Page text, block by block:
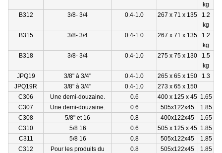
kg
B312
3/8- 3/4 0.4-1.0 267 x 71 x 135
1.2
kg
B315
3/8- 3/4 0.4-1.0 267 x 71 x 135
1.2
kg
B318
3/8- 3/4 0.4-1.0 275 x 75 x 130
1.5
kg
JPQ19
3/8" à 3/4" 0.4-1.0 265 x 65 x 150
1.3
JPQ19R
3/8" à 3/4" 0.4-1.0
273 x 65 x 150
C306
Une demi-douzaine. 0.6 400 x 125 x 45 1.65
C307
Une demi-douzaine. 0.6 505x122x45
1.85
C308
5/8" et 16 0.8 400x122x45
1.65
C310
5/8 16 0.6 505 x 125 x 45 1.85
C311
5/8 16 0.8 505x122x45
1.85
C312
Pour les produits du
0.8 505x122x45 1.85